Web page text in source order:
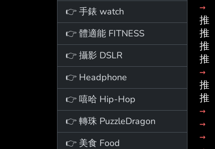
👉 手錶 watch
👉 體適能 FITNESS
👉 攝影 DSLR
👉 Headphone
👉 嘻哈 Hip-Hop
👉 轉珠 PuzzleDragon
👉 美食 Food
→
推
推
推
推
→
推
推
→
→
→